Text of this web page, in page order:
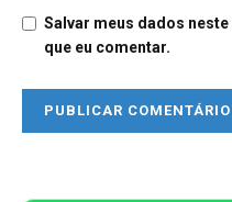
Salvar meus dados
que eu comentar.